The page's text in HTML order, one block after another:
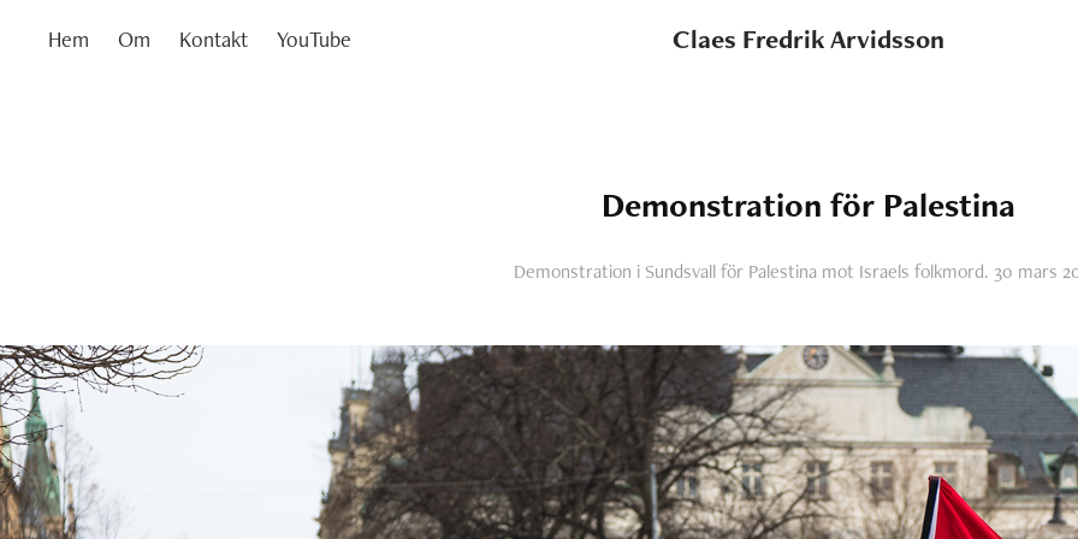
Hem Om Kontakt YouTube Claes Fredrik Arvidsson
Demonstration för Palestina
Demonstration i Sundsvall för Palestina mot Israels folkmord. 30 mars